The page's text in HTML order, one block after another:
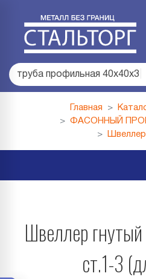
труба профильная 40х40х3
Главная
ФАСОННЫЙ
Швеллер
ст.1-3